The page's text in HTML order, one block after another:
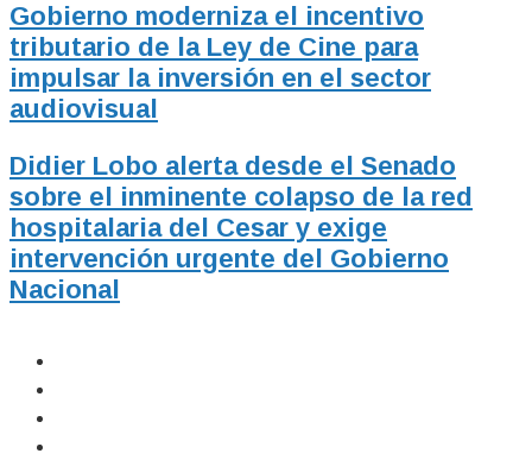
Gobierno moderniza el incentivo
tributario de la Ley de Cine para
impulsar la inversión en el sector
audiovisual
Didier Lobo alerta desde el Senado
sobre el inminente colapso de la red
hospitalaria del Cesar y exige
intervención urgente del Gobierno
Nacional